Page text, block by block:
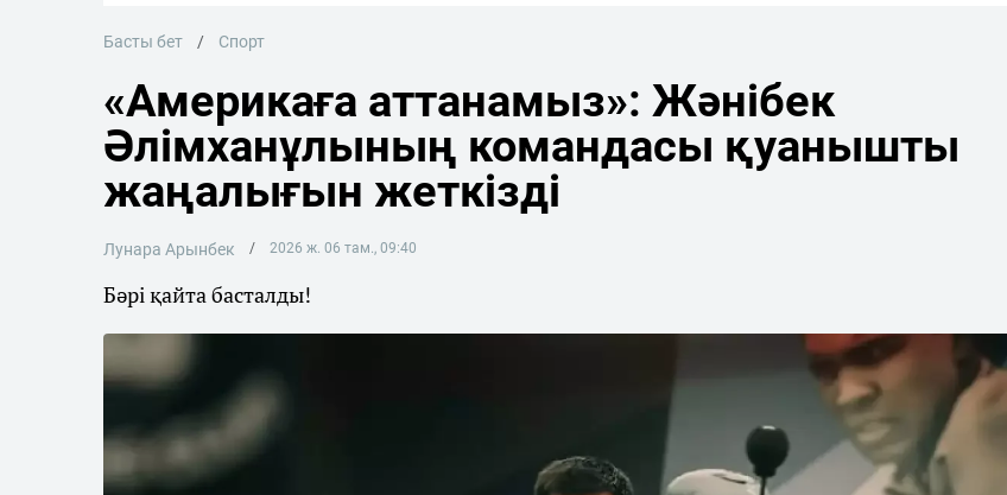
Басты бет Спорт
«Америкаға аттанамыз»: Жәнібек
Әлімханұлының командасы қуанышты
жаңалығын жеткізді
Лунара Арынбек 2026 ж. 06 там., 09:40
Бәрі қайта басталды!